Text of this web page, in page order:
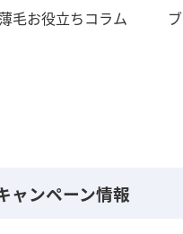
毛お役立ちコラム
ャンペーン情報